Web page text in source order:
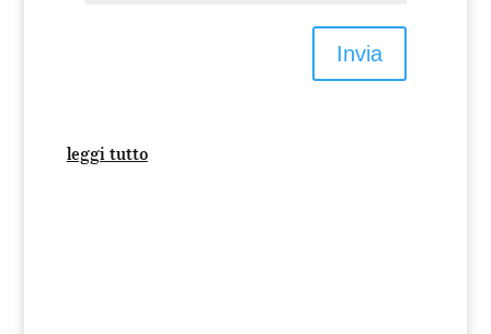
Invia
leggi tutto